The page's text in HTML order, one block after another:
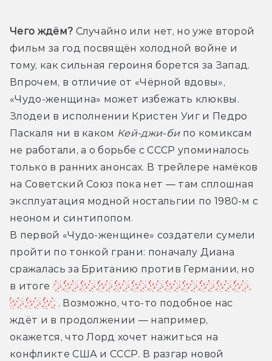
Чего ждём? Случайно или нет, но уже второй
фильм за год посвящён холодной войне и
тому, как сильная героиня борется за Запад.
Впрочем, в отличие от «Чёрной вдовы»,
«Чудо-женщина» может избежать клюквы.
Злодеи в исполнении Кристен Уиг и Педро
Паскаля ни в каком Кей-джи-би по комиксам
не работали, а о борьбе с СССР упоминалось
только в ранних анонсах. В трейлере намёков
на Советский Союз пока нет — там сплошная
эксплуатация модной ностальгии по 1980-м с
неоном и синтипопом.
В первой «Чудо-женщине» создатели сумели
пройти по тонкой грани: поначалу Диана
сражалась за Британию против Германии, но
в итоге именно британец оказался главным
злодеем . Возможно, что-то подобное нас
ждёт и в продолжении — например,
окажется, что Лорд хочет нажиться на
конфликте США и СССР. В разгар новой